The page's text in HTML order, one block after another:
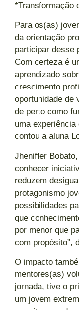
*Transformação
Para os(as)
da orientação
participar desse
Com certeza é
aprendizado
crescimento
oportunidade de
de perto como
uma experiência
contou a aluna
Jheniffer
conhecer
reduzem
protagonismo
possibilidades
que
por menor que
com propósito”,
O impacto
mentores(as)
jornada, tive o
um jovem